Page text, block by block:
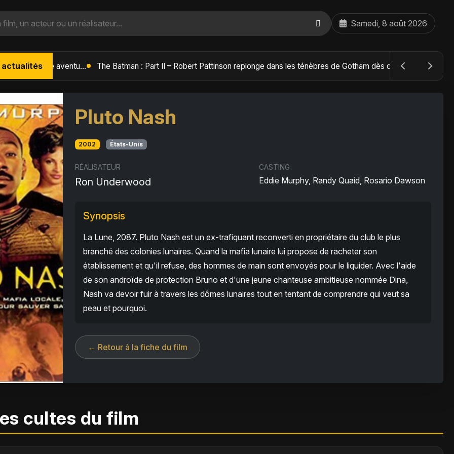
Samedi, 8 août 2026
actualités L'Âge de Glace : Le Réveil du Volcan – Manny, Sid et Diego de retour pour une aventure explosive The Batman : Part II – Robert Pattinson replonge dans les ténèbres de Gotham dès octobre 2027
Pluto Nash
2002 États-Unis
RÉALISATEUR
Ron Underwood
CASTING
Eddie Murphy, Randy Quaid, Rosario Dawson
Synopsis
La Lune, 2087. Pluto Nash est un ex-trafiquant reconverti en propriétaire du club le plus
branché des colonies lunaires. Quand la mafia lunaire lui propose de racheter son
établissement et qu'il refuse, des hommes de main sont envoyés pour le liquider. Avec l'aide
de son androïde de protection Bruno et d'une jeune chanteuse ambitieuse nommée Dina,
Nash va devoir fuir à travers les dômes lunaires tout en tentant de comprendre qui veut sa
peau et pourquoi.
← Retour à la fiche du film
cultes du film